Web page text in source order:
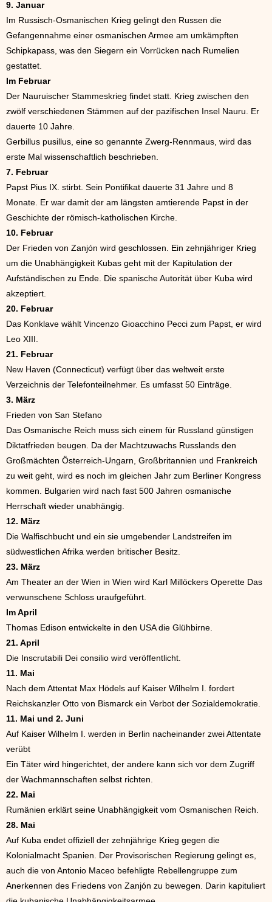
9. Januar
Im Russisch-Osmanischen Krieg gelingt den Russen die
Gefangennahme einer osmanischen Armee am umkämpften
Schipkapass, was den Siegern ein Vorrücken nach Rumelien
gestattet.
Im Februar
Der Nauruischer Stammeskrieg findet statt. Krieg zwischen den
zwölf verschiedenen Stämmen auf der pazifischen Insel Nauru. Er
dauerte 10 Jahre.
Gerbillus pusillus, eine so genannte Zwerg-Rennmaus, wird das
erste Mal wissenschaftlich beschrieben.
7. Februar
Papst Pius IX. stirbt. Sein Pontifikat dauerte 31 Jahre und 8
Monate. Er war damit der am längsten amtierende Papst in der
Geschichte der römisch-katholischen Kirche.
10. Februar
Der Frieden von Zanjón wird geschlossen. Ein zehnjähriger Krieg
um die Unabhängigkeit Kubas geht mit der Kapitulation der
Aufständischen zu Ende. Die spanische Autorität über Kuba wird
akzeptiert.
20. Februar
Das Konklave wählt Vincenzo Gioacchino Pecci zum Papst, er wird
Leo XIII.
21. Februar
New Haven (Connecticut) verfügt über das weltweit erste
Verzeichnis der Telefonteilnehmer. Es umfasst 50 Einträge.
3. März
Frieden von San Stefano
Das Osmanische Reich muss sich einem für Russland günstigen
Diktatfrieden beugen. Da der Machtzuwachs Russlands den
Großmächten Österreich-Ungarn, Großbritannien und Frankreich
zu weit geht, wird es noch im gleichen Jahr zum Berliner Kongress
kommen. Bulgarien wird nach fast 500 Jahren osmanische
Herrschaft wieder unabhängig.
12. März
Die Walfischbucht und ein sie umgebender Landstreifen im
südwestlichen Afrika werden britischer Besitz.
23. März
Am Theater an der Wien in Wien wird Karl Millöckers Operette Das
verwunschene Schloss uraufgeführt.
Im April
Thomas Edison entwickelte in den USA die Glühbirne.
21. April
Die Inscrutabili Dei consilio wird veröffentlicht.
11. Mai
Nach dem Attentat Max Hödels auf Kaiser Wilhelm I. fordert
Reichskanzler Otto von Bismarck ein Verbot der Sozialdemokratie.
11. Mai und 2. Juni
Auf Kaiser Wilhelm I. werden in Berlin nacheinander zwei Attentate
verübt
Ein Täter wird hingerichtet, der andere kann sich vor dem Zugriff
der Wachmannschaften selbst richten.
22. Mai
Rumänien erklärt seine Unabhängigkeit vom Osmanischen Reich.
28. Mai
Auf Kuba endet offiziell der zehnjährige Krieg gegen die
Kolonialmacht Spanien. Der Provisorischen Regierung gelingt es,
auch die von Antonio Maceo befehligte Rebellengruppe zum
Anerkennen des Friedens von Zanjón zu bewegen. Darin kapituliert